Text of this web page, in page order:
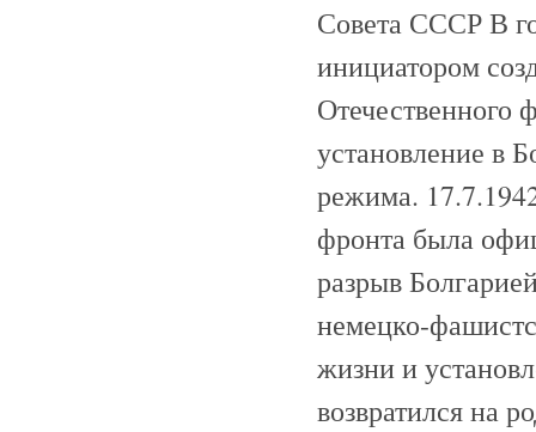
Совета СССР В
инициатором
Отечественного
установление в
режима.
фронта была
разрыв
немецко-
жизни и
возвратился на